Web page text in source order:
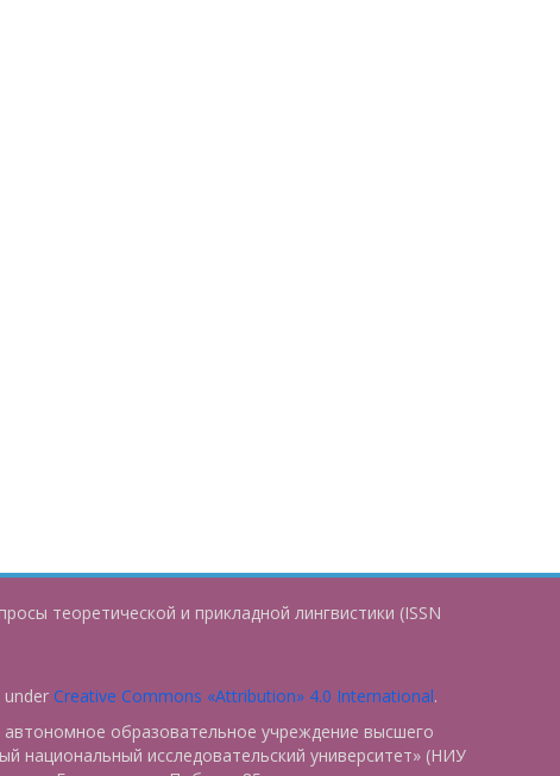
теоретической и прикладной лингвистики (ISSN
under Creative Commons «Attribution» 4.0 International.
образовательное учреждение высшего
национальный исследовательский университет» (НИУ